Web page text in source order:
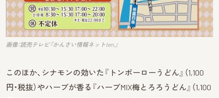
画像：読売テレビ『かんさい情報ネットten.』
このほか、シナモンの効いた『トンポーローうどん』（1,100
円・税抜）やハーブが香る『ハーブMIX梅とろろうどん』（1,100